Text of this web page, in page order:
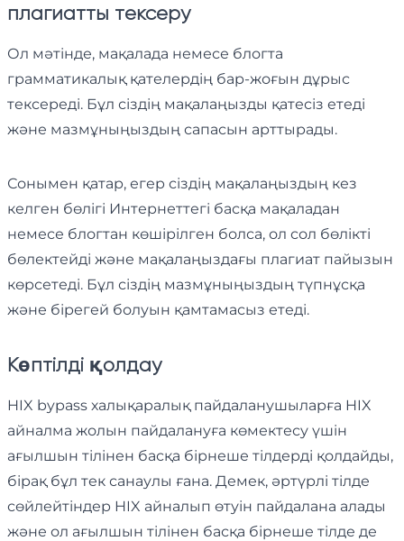
плагиатты тексеру
Ол мәтінде, мақалада немесе блогта
грамматикалық қателердің бар-жоғын дұрыс
тексереді. Бұл сіздің мақалаңызды қатесіз етеді
және мазмұныңыздың сапасын арттырады.
Сонымен қатар, егер сіздің мақалаңыздың кез
келген бөлігі Интернеттегі басқа мақаладан
немесе блогтан көшірілген болса, ол сол бөлікті
бөлектейді және мақалаңыздағы плагиат пайызын
көрсетеді. Бұл сіздің мазмұныңыздың түпнұсқа
және бірегей болуын қамтамасыз етеді.
Көптілді қолдау
HIX bypass халықаралық пайдаланушыларға HIX
айналма жолын пайдалануға көмектесу үшін
ағылшын тілінен басқа бірнеше тілдерді қолдайды,
бірақ бұл тек санаулы ғана. Демек, әртүрлі тілде
сөйлейтіндер HIX айналып өтуін пайдалана алады
және ол ағылшын тілінен басқа бірнеше тілде де